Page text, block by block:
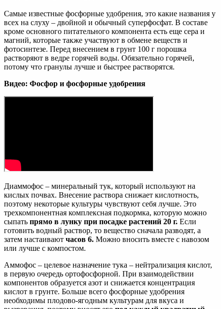
Самые известные фосфорные удобрения, это какие названия у
всех на слуху – двойной и обычный суперфосфат. В составе
кроме основного питательного компонента есть еще сера и
магний, которые также участвуют в обмене веществ и
фотосинтезе. Перед внесением в грунт 100 г порошка
растворяют в ведре горячей воды. Обязательно горячей,
потому что гранулы лучше и быстрее растворятся.
Видео: Фосфор и фосфорные удобрения
Диаммофос – минеральный тук, который используют на
кислых почвах. Внесение раствора снижает кислотность,
поэтому некоторые культуры чувствуют себя лучше. Это
трехкомпонентная комплексная подкормка, которую можно
сыпать прямо в лунку при посадке растений 20 г. Если
готовить водный раствор, то вещество сначала разводят, а
затем настаивают часов 6. Можно вносить вместе с навозом
или лучше с компостом.
Аммофос – целевое назначение тука – нейтрализация кислот,
в первую очередь ортофосфорной. При взаимодействии
компонентов образуется азот и снижается концентрация
кислот в грунте. Больше всего фосфорные удобрения
необходимы плодово-ягодным культурам для вкуса и